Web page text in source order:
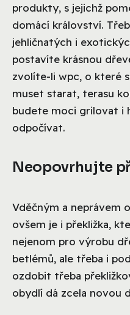
produkty, s jejichž
domácí království.
jehličnatých i
postavíte krásnou
zvolíte-li wpc, o které
muset starat, terasu
budete moci grilovat i
odpočívat.
Neopovrhujte
Vděčným a neprávem
ovšem je i překližka,
nejenom pro výrobu
betlémů, ale třeba i
ozdobit třeba
obydlí dá zcela novou